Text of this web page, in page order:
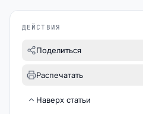
ДЕЙСТВИЯ
Поделиться
Распечатать
Наверх статьи